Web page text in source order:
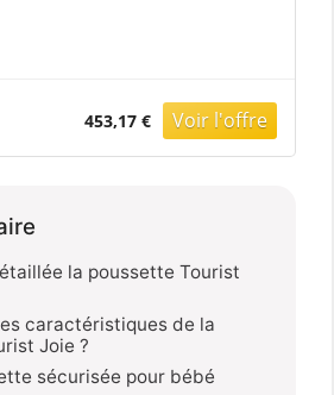
453,17 €
la poussette Tourist
caractéristiques de la
Joie ?
sécurisée pour bébé